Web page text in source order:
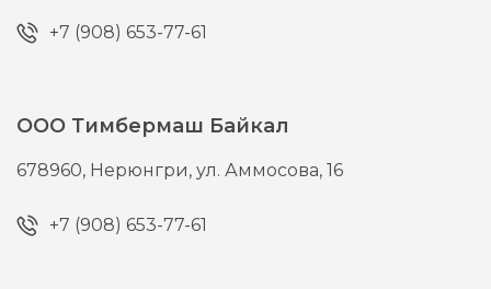
+7 (908) 653-77-61
ООО Тимбермаш Байкал
678960, Нерюнгри,ул. Аммосова, 16
+7 (908) 653-77-61